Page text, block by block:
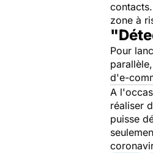
zone à
Pour
d'e-
A
réaliser
puisse